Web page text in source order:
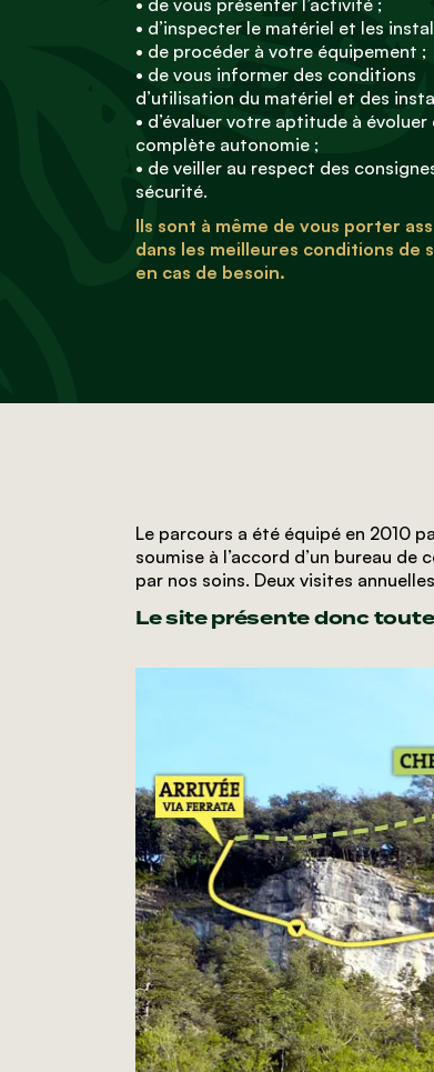
• de vous présenter l’activité ;
• d’inspecter le matériel et les
• de procéder à votre équipement ;
• de vous informer des conditions
d’utilisation du matériel et des
• d’évaluer votre aptitude à évoluer
complète autonomie ;
• de veiller au respect des
sécurité.
Ils sont à même de vous porter
dans les meilleures conditions de
en cas de besoin.
Le parcours a été équipé en 2010
soumise à l’accord d’un bureau
par nos soins. Deux visites
Le site présente donc